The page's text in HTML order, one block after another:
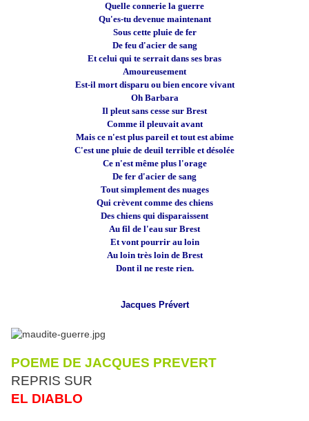
Quelle connerie la guerre
Qu'es-tu devenue maintenant
Sous cette pluie de fer
De feu d'acier de sang
Et celui qui te serrait dans ses bras
Amoureusement
Est-il mort disparu ou bien encore vivant
Oh Barbara
Il pleut sans cesse sur Brest
Comme il pleuvait avant
Mais ce n'est plus pareil et tout est abime
C'est une pluie de deuil terrible et désolée
Ce n'est même plus l'orage
De fer d'acier de sang
Tout simplement des nuages
Qui crèvent comme des chiens
Des chiens qui disparaissent
Au fil de l'eau sur Brest
Et vont pourrir au loin
Au loin très loin de Brest
Dont il ne reste rien.
Jacques Prévert
POEME DE JACQUES PREVERT
REPRIS SUR
EL DIABLO